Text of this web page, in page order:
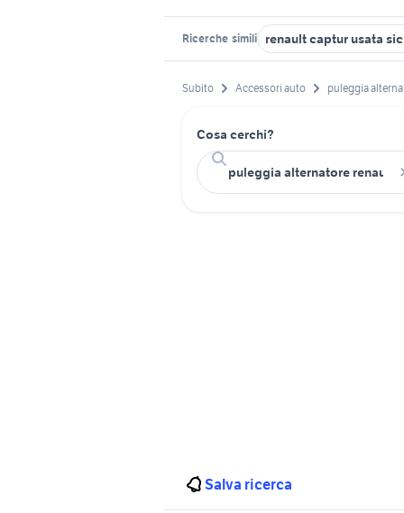
Ricerche simili renault captur usata
Subito Accessori auto puleggia
Cosa cerchi?
Salva ricerca